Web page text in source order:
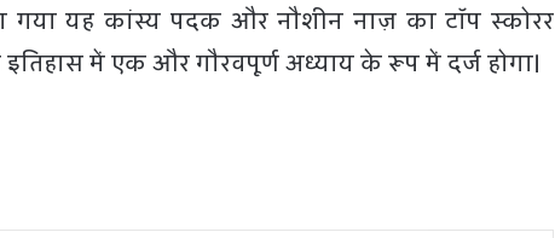
गया यह कांस्य पदक और नौशीन नाज़ का टॉप स्कोरर
में एक और गौरवपूर्ण अध्याय के रूप में दर्ज होगा।